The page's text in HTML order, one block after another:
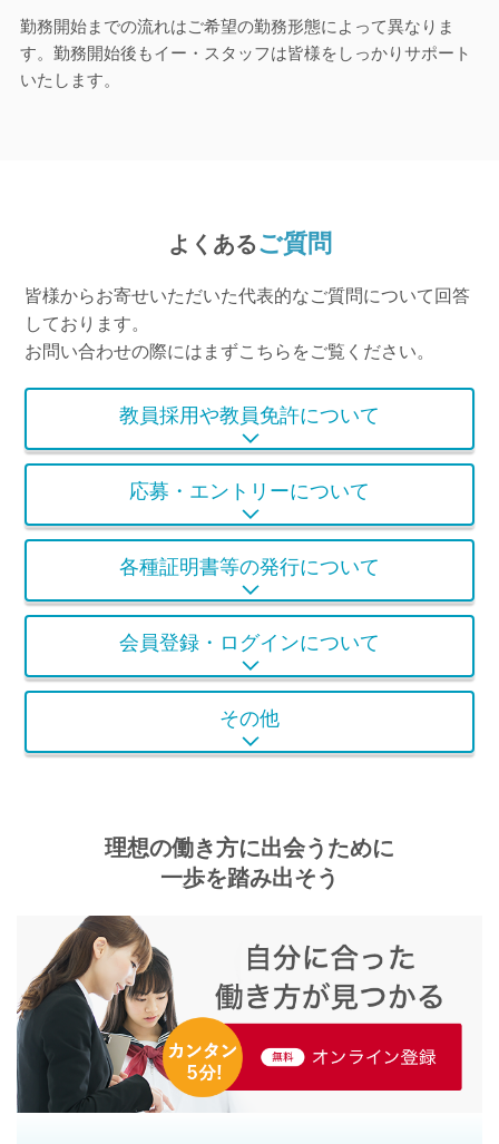
勤務開始までの流れはご希望の勤務形態によって異なりま
す。勤務開始後もイー・スタッフは皆様をしっかりサポート
いたします。
よくあるご質問
皆様からお寄せいただいた代表的なご質問について回答
しております。
お問い合わせの際にはまずこちらをご覧ください。
教員採用や教員免許について
応募・エントリーについて
各種証明書等の発行について
会員登録・ログインについて
その他
理想の働き方に出会うために
一歩を踏み出そう